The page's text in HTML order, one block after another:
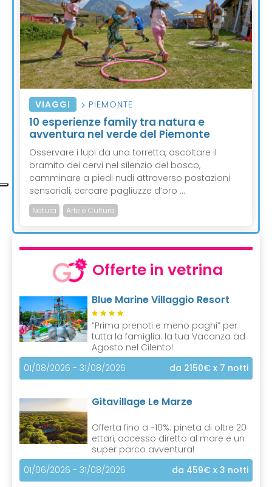
VIAGGI PIEMONTE
10 esperienze family tra natura e
avventura nel verde del Piemonte
Osservare i lupi da una torretta, ascoltare il
bramito dei cervi nel silenzio del bosco,
camminare a piedi nudi attraverso postazioni
sensoriali, cercare pagliuzze d’oro ...
Natura Arte e Cultura
Offerte in vetrina
Blue Marine Villaggio Resort
“Prima prenoti e meno paghi” per
tutta la famiglia: la tua Vacanza ad
Agosto nel Cilento!
01/08/2026 - 31/08/2026
da 2150€ x 7 notti
Gitavillage Le Marze
Offerta fino a -10%: pineta di oltre 20
ettari, accesso diretto al mare e un
super parco avventura!
01/06/2026 - 31/08/2026
da 459€ x 3 notti